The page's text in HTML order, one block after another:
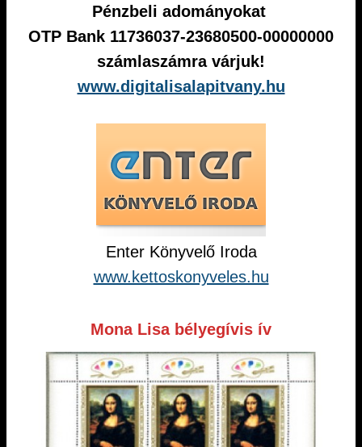
Pénzbeli adományokat
OTP Bank 11736037-23680500-00000000
számlaszámra várjuk!
www.digitalisalapitvany.hu
Enter Könyvelő Iroda
www.kettoskonyveles.hu
Mona Lisa bélyegívis ív